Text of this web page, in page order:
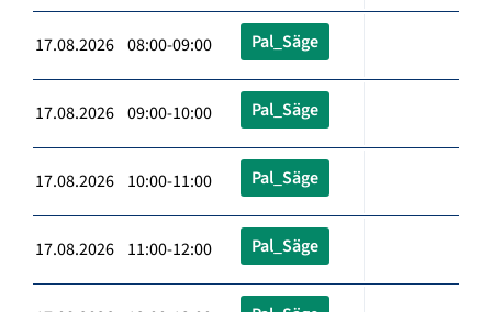
17.08.2026 08:00-09:00 Pal_Säge
17.08.2026 09:00-10:00 Pal_Säge
17.08.2026 10:00-11:00 Pal_Säge
17.08.2026 11:00-12:00 Pal_Säge